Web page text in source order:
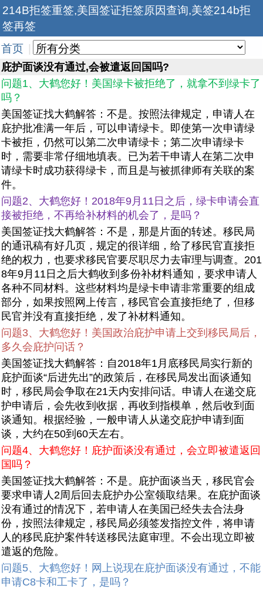
214B拒签重签,美国签证拒签原因查询,美签214b拒
签再签
首页
庇护面谈没有通过,会被遣返回国吗?
问题1、大鹤您好！美国绿卡被拒绝了，就拿不到绿卡了
吗？
美国签证找大鹤解答：不是。按照法律规定，申请人在
庇护批准满一年后，可以申请绿卡。即使第一次申请绿
卡被拒，仍然可以第二次申请绿卡；第二次申请绿卡
时，需要非常仔细地填表。已为若干申请人在第二次申
请绿卡时成功获得绿卡，而且是与被抓律师有关联的案
件。
问题2、大鹤您好！2018年9月11日之后，绿卡申请会直
接被拒绝，不再给补材料的机会了，是吗？
美国签证找大鹤解答：不是，那是片面的转述。移民局
的通讯稿有好几页，规定的很详细，给了移民官直接拒
绝的权力，也要求移民官要尽职尽力去审理与调查。201
8年9月11日之后大鹤收到多份补材料通知，要求申请人
各种不同材料。这些材料均是绿卡申请非常重要的组成
部分，如果按照网上传言，移民官会直接拒绝了，但移
民官并没有直接拒绝，发了补材料通知。
问题3、大鹤您好！美国政治庇护申请上交到移民局后，
多久会庇护问话？
美国签证找大鹤解答：自2018年1月底移民局实行新的
庇护面谈“后进先出”的政策后，在移民局发出面谈通知
时，移民局会争取在21天内安排问话。申请人在递交庇
护申请后，会先收到收据，再收到指模单，然后收到面
谈通知。根据经验，一般申请人从递交庇护申请到面
谈，大约在50到60天左右。
问题4、大鹤您好！庇护面谈没有通过，会立即被遣返回
国吗？
美国签证找大鹤解答：不是。庇护面谈当天，移民官会
要求申请人2周后回去庇护办公室领取结果。在庇护面谈
没有通过的情况下，若申请人在美国已经失去合法身
份，按照法律规定，移民局必须签发指控文件，将申请
人的移民庇护案件转送移民法庭审理。不会出现立即被
遣返的危险。
问题5、大鹤您好！网上说现在庇护面谈没有通过，不能
申请C8卡和工卡了，是吗？